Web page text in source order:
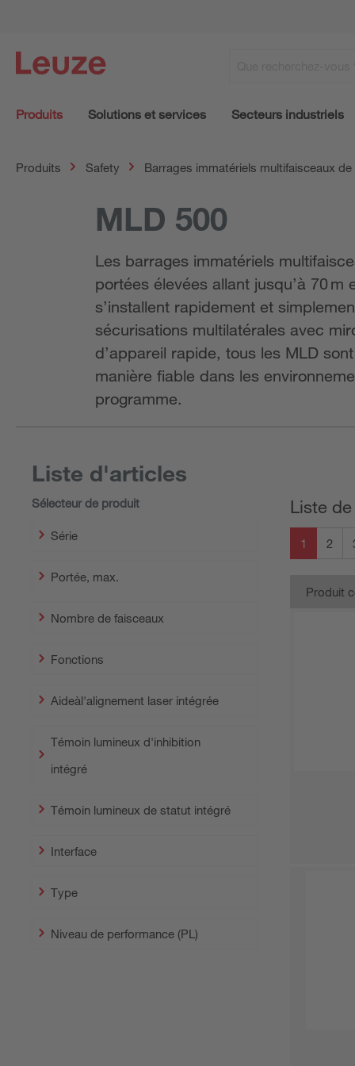
Produits Solutions et services Secteurs industriels
Produits Safety Barrages immatériels multifaisceaux
MLD 500
Les barrages immatériels
portées élevées allant jusqu’à 70
s’installent rapidement et
sécurisations multilatérales avec
d’appareil rapide, tous les MLD
manière fiable dans les
programme.
Liste d'articles
Sélecteur de produit
Série
Portée, max.
Nombre de faisceaux
Fonctions
Aideàl'alignement laser intégrée
Témoin lumineux d'inhibition
intégré
Témoin lumineux de statut intégré
Interface
Type
Niveau de performance (PL)
Liste
1 2
Produit